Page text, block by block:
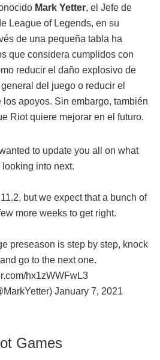
Mark Yetter, el Jefe de
League of Legends, en su
de una pequeña tabla ha
que considera cumplidos con
reducir el daño explosivo de
del juego o reducir el
apoyos. Sin embargo, también
Riot quiere mejorar en el futuro.
to update you all on what
looking into next.
but we expect that a bunch of
more weeks to get right.
preseason is step by step, knock
go to the next one.
hx1zWWFwL3
January 7, 2021
Games